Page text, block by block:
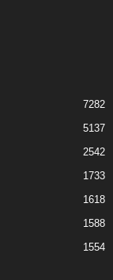
7282
5137
2542
1733
1618
1588
1554